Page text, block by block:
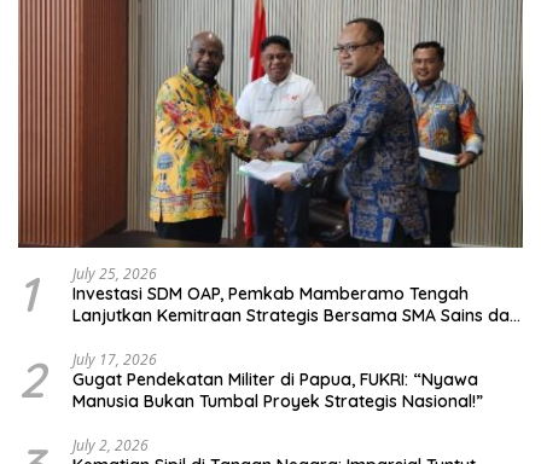
1 July 25, 2026
Investasi SDM OAP, Pemkab Mamberamo Tengah
Lanjutkan Kemitraan Strategis Bersama SMA Sains dan
2 July 17, 2026
Gugat Pendekatan Militer di Papua, FUKRI: “Nyawa
Manusia Bukan Tumbal Proyek Strategis Nasional!”
July 2, 2026